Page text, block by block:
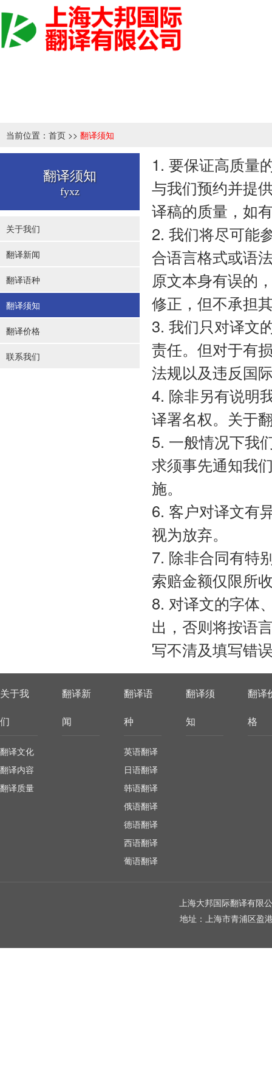
当前位置： 首页 >> 翻译须知
翻译须知
fyxz
关于我们
翻译新闻
翻译语种
翻译须知
翻译价格
联系我们
1. 要保证高质量
与我们预约并提
译稿的质量，如
2. 我们将尽可能
合语言格式或语
原文本身有误的
修正，但不承担
3. 我们只对译文
责任。但对于有
法规以及违反国
4. 除非另有说明
译署名权。关于
5. 一般情况下我
求须事先通知我
施。
6. 客户对译文有
视为放弃。
7. 除非合同有特
索赔金额仅限所
8. 对译文的字体
出，否则将按语
写不清及填写错
关于我
们
翻译文化
翻译内容
翻译质量
翻译新
闻
翻译语
种
英语翻译
日语翻译
韩语翻译
俄语翻译
德语翻译
西语翻译
葡语翻译
翻译须
知
翻译
格
上海大邦国际翻译有限
地址：上海市青浦区盈